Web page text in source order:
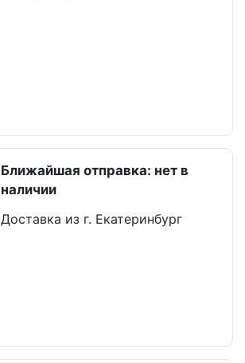
Ближайшая отправка: нет в
наличии
Доставка из г. Екатеринбург